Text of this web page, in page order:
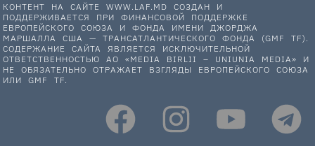
КОНТЕНТ НА САЙТЕ WWW.LAF.MD СОЗДАН И
ПОДДЕРЖИВАЕТСЯ ПРИ ФИНАНСОВОЙ ПОДДЕРЖКЕ
ЕВРОПЕЙСКОГО СОЮЗА И ФОНДА ИМЕНИ ДЖОРДЖА
МАРШАЛЛА США — ТРАНСАТЛАНТИЧЕСКОГО ФОНДА (GMF TF).
СОДЕРЖАНИЕ САЙТА ЯВЛЯЕТСЯ ИСКЛЮЧИТЕЛЬНОЙ
ОТВЕТСТВЕННОСТЬЮ АО «MEDIA BIRLII – UNIUNIA MEDIA» И
НЕ ОБЯЗАТЕЛЬНО ОТРАЖАЕТ ВЗГЛЯДЫ ЕВРОПЕЙСКОГО СОЮЗА
ИЛИ GMF TF.